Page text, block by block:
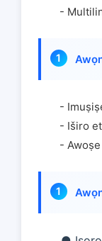
-
-
- Iširo
-